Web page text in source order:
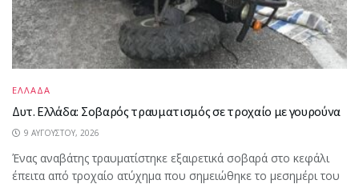
ΕΛΛΑΔΑ
Δυτ. Ελλάδα: Σοβαρός τραυματισμός σε τροχαίο με γουρούνα
9 ΑΥΓΟΎΣΤΟΥ, 2026
Ένας αναβάτης τραυματίστηκε εξαιρετικά σοβαρά στο κεφάλι
έπειτα από τροχαίο ατύχημα που σημειώθηκε το μεσημέρι του